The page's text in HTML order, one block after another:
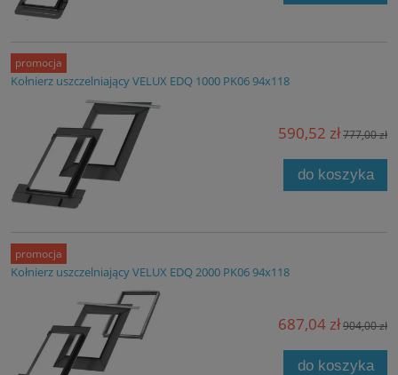
Kołnierz uszczelniający VELUX EDQ 1000 PK06 94x118
590,52 zł777,00 zł
do koszyka
promocja
Kołnierz uszczelniający VELUX EDQ 2000 PK06 94x118
687,04 zł904,00 zł
do koszyka
promocja